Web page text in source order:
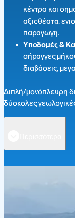
κέντρα και
αξιοθέατα,
παραγωγή.
Υποδομές &
σήραγγες
διαβάσεις,
Διπλή/μονόπλευρη
δύσκολες